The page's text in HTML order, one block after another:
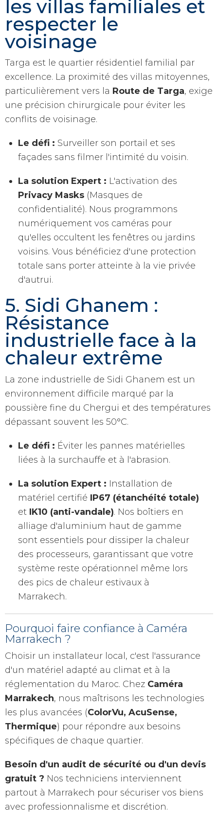
les villas familiales et
respecter le
voisinage
Targa est le quartier résidentiel familial par
excellence. La proximité des villas mitoyennes,
particulièrement vers la Route de Targa, exige
une précision chirurgicale pour éviter les
conflits de voisinage.
Le défi : Surveiller son portail et ses
façades sans filmer l'intimité du voisin.
La solution Expert : L'activation des
Privacy Masks (Masques de
confidentialité). Nous programmons
numériquement vos caméras pour
qu'elles occultent les fenêtres ou jardins
voisins. Vous bénéficiez d'une protection
totale sans porter atteinte à la vie privée
d'autrui.
5. Sidi Ghanem :
Résistance
industrielle face à la
chaleur extrême
La zone industrielle de Sidi Ghanem est un
environnement difficile marqué par la
poussière fine du Chergui et des températures
dépassant souvent les 50°C.
Le défi : Éviter les pannes matérielles
liées à la surchauffe et à l'abrasion.
La solution Expert : Installation de
matériel certifié IP67 (étanchéité totale)
et IK10 (anti-vandale). Nos boîtiers en
alliage d'aluminium haut de gamme
sont essentiels pour dissiper la chaleur
des processeurs, garantissant que votre
système reste opérationnel même lors
des pics de chaleur estivaux à
Marrakech.
Pourquoi faire confiance à Caméra
Marrakech ?
Choisir un installateur local, c'est l'assurance
d'un matériel adapté au climat et à la
réglementation du Maroc. Chez Caméra
Marrakech, nous maîtrisons les technologies
les plus avancées (ColorVu, AcuSense,
Thermique) pour répondre aux besoins
spécifiques de chaque quartier.
Besoin d'un audit de sécurité ou d'un devis
gratuit ? Nos techniciens interviennent
partout à Marrakech pour sécuriser vos biens
avec professionnalisme et discrétion.